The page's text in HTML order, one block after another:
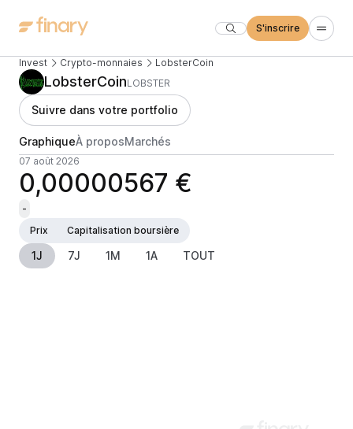
S'inscrire
Invest Crypto-monnaies LobsterCoin
LobsterCoinLOBSTER
Suivre dans votre portfolio
GraphiqueÀ proposMarchés
07 août 2026
0,00000567 €
-
Prix
Capitalisation boursière
1J 7J 1M 1A TOUT